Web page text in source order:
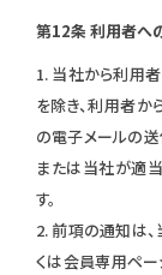
第12条 利用者へ
1. 当社から利用
を除き、利用者
の電子メールの
または当社が適
す。
2. 前項の通知は
くは会員専用ペ